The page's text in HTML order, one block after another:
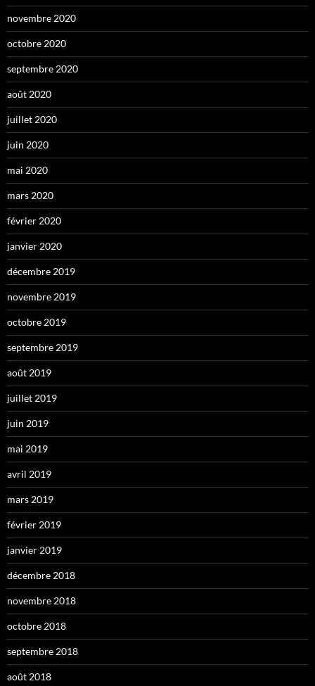
novembre 2020
octobre 2020
septembre 2020
août 2020
juillet 2020
juin 2020
mai 2020
mars 2020
février 2020
janvier 2020
décembre 2019
novembre 2019
octobre 2019
septembre 2019
août 2019
juillet 2019
juin 2019
mai 2019
avril 2019
mars 2019
février 2019
janvier 2019
décembre 2018
novembre 2018
octobre 2018
septembre 2018
août 2018